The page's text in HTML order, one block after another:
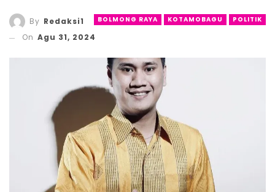
BOLMONG RAYA KOTAMOBAGU POLITIK
By Redaksi1
On Agu 31, 2024